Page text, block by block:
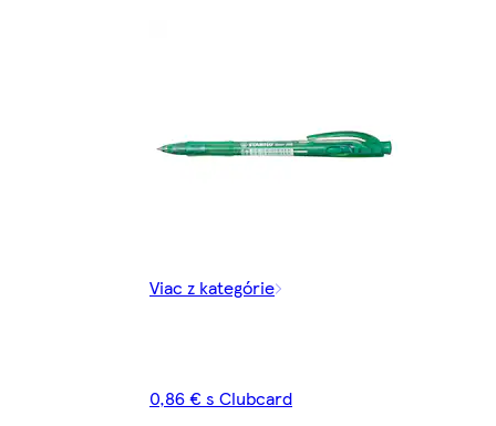
Viac z kategórie
0,86 € s Clubcard